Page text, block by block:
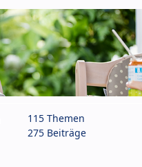
115 Themen
275 Beiträge